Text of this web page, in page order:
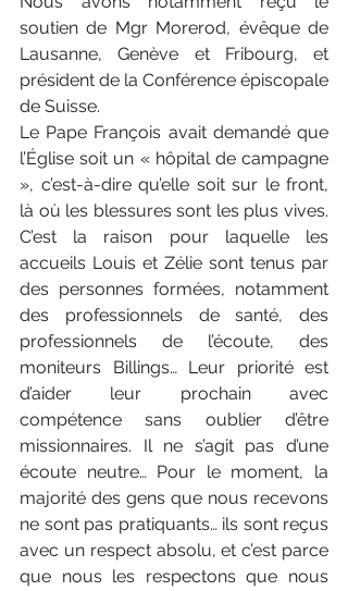
soutien de Mgr Morerod, évêque de
Lausanne, Genève et Fribourg, et
président de la Conférence épiscopale
de Suisse.
Le Pape François avait demandé que
l’Église soit un « hôpital de campagne
», c’est-à-dire qu’elle soit sur le front,
là où les blessures sont les plus vives.
C’est la raison pour laquelle les
accueils Louis et Zélie sont tenus par
des personnes formées, notamment
des professionnels de santé, des
professionnels de l’écoute, des
moniteurs Billings… Leur priorité est
d’aider leur prochain avec
compétence sans oublier d’être
missionnaires. Il ne s’agit pas d’une
écoute neutre… Pour le moment, la
majorité des gens que nous recevons
ne sont pas pratiquants… ils sont reçus
avec un respect absolu, et c’est parce
que nous les respectons que nous